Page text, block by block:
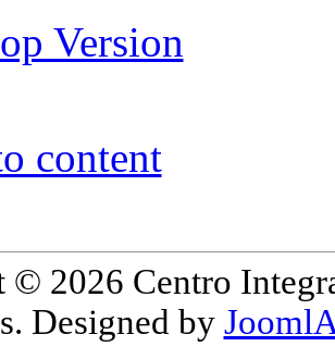
Version
content
2026 Centro
Designed by